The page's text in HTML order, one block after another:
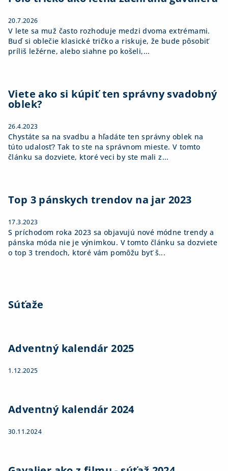
20.7.2026
V lete sa muž často rozhoduje medzi dvoma extrémami.
Buď si oblečie klasické tričko a riskuje, že bude pôsobiť
príliš ležérne, alebo siahne po košeli,...
Viete ako si kúpiť ten správny svadobný
oblek?
26.4.2023
Chystáte sa na svadbu a hľadáte ten správny oblek na
túto udalosť? Tak to ste na správnom mieste. V tomto
článku sa dozviete, ktoré veci by ste mali z...
Top 3 pánskych trendov na jar 2023
17.3.2023
S príchodom roka 2023 sa objavujú nové módne trendy a
pánska móda nie je výnimkou. V tomto článku sa dozviete
o top 3 trendoch, ktoré vám pomôžu byť š...
Súťaže
Adventný kalendár 2025
1.12.2025
Adventný kalendár 2024
30.11.2024